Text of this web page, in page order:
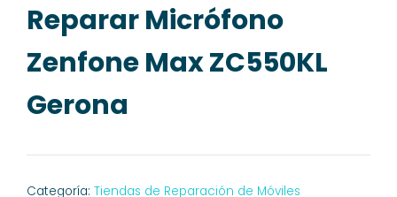
Reparar Micrófono
Zenfone Max ZC550KL
Gerona
Categoría: Tiendas de Reparación de Móviles